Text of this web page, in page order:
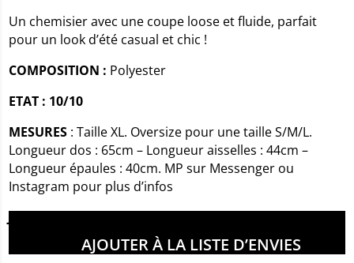
Un chemisier avec une coupe loose et fluide, parfait
pour un look d’été casual et chic !
COMPOSITION : Polyester
ETAT : 10/10
MESURES : Taille XL. Oversize pour une taille S/M/L.
Longueur dos : 65cm – Longueur aisselles : 44cm –
Longueur épaules : 40cm. MP sur Messenger ou
Instagram pour plus d’infos
AJOUTER À LA LISTE D’ENVIES